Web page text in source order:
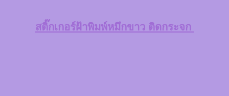
สติ๊กเกอร์ฝ้าพิมพ์หมึกขาว ติดกระจก